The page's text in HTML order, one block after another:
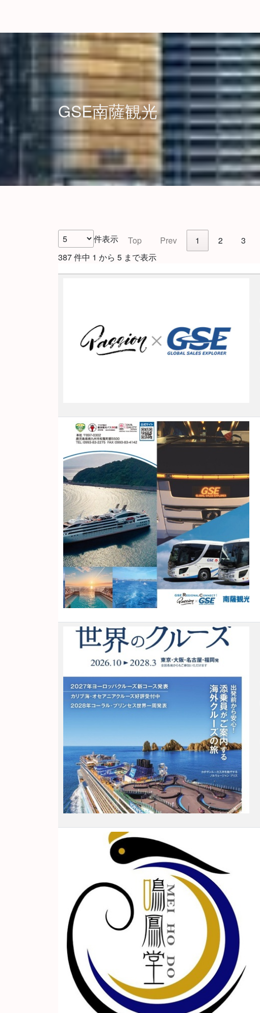
GSE南薩観光
件表示 Top Prev 1 2 3
387 件中 1 から 5 まで表示